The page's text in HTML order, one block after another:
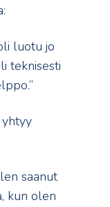
luotu jo
teknisesti
yhtyy
saanut
kun olen